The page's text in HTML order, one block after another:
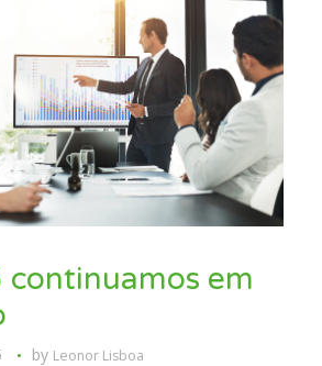
continuamos em
by Leonor Lisboa